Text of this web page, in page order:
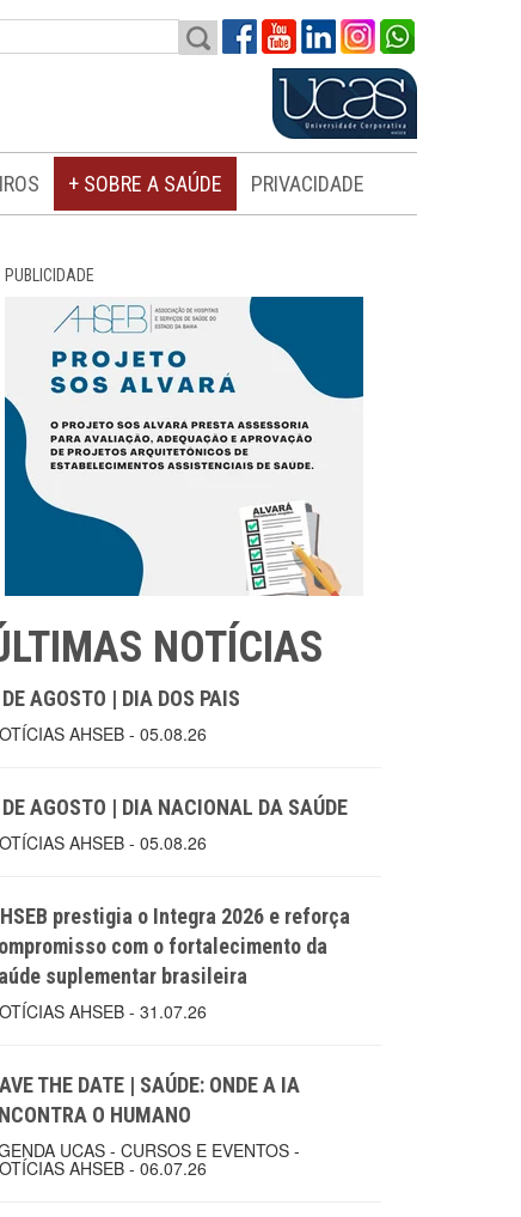
+ SOBRE A SAÚDE PRIVACIDADE
PUBLICIDADE
NOTÍCIAS
AGOSTO | DIA DOS PAIS
AHSEB - 05.08.26
AGOSTO | DIA NACIONAL DA SAÚDE
AHSEB - 05.08.26
prestigia o Integra 2026 e reforça
com o fortalecimento da
suplementar brasileira
AHSEB - 31.07.26
THE DATE | SAÚDE: ONDE A IA
O HUMANO
UCAS - CURSOS E EVENTOS -
AHSEB - 06.07.26